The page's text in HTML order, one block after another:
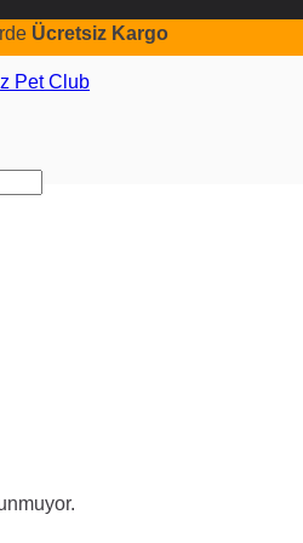
Ücretsiz Kargo